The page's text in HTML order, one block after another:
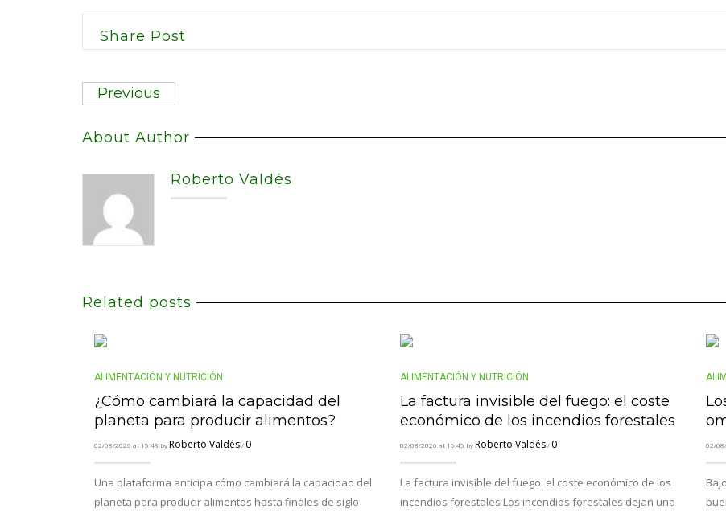
Share Post
Previous
About Author
Roberto Valdés
Related posts
ALIMENTACIÓN Y NUTRICIÓN
¿Cómo cambiará la capacidad del
planeta para producir alimentos?
02/08/2026 at 15:48 byRoberto Valdés/ 0
Una plataforma anticipa cómo cambiará la capacidad del
planeta para producir alimentos hasta finales de siglo
ALIMENTACIÓN Y NUTRICIÓN
La factura invisible del fuego: el coste
económico de los incendios forestales
02/08/2026 at 15:45 byRoberto Valdés/ 0
La factura invisible del fuego: el coste económico de los
incendios forestales Los incendios forestales dejan una
02/